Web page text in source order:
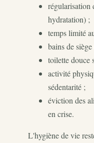
régularisation
hydratation) ;
temps limité
bains de
toilette douce
activité
sédentarité ;
éviction des
en crise.
L'hygiène de vie